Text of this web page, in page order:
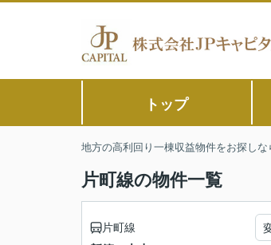
トップ
地方の高利回り一棟収益物件をお探し
片町線の物件一覧
片町線